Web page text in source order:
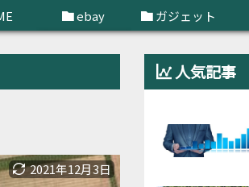
ebay
ガジェット
2021年12月3日
人気記事